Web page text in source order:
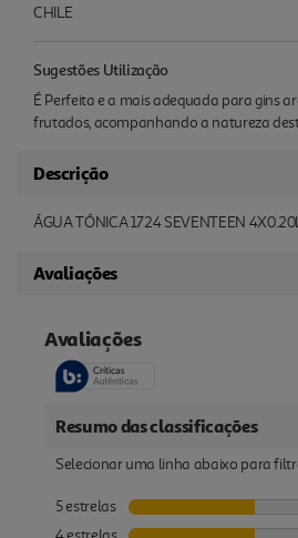
CHILE
Sugestões Utilização
É Perfeita e a mais adequada para gins
frutados, acompanhando a natureza
Descrição
ÁGUA TÓNICA 1724 SEVENTEEN
Avaliações